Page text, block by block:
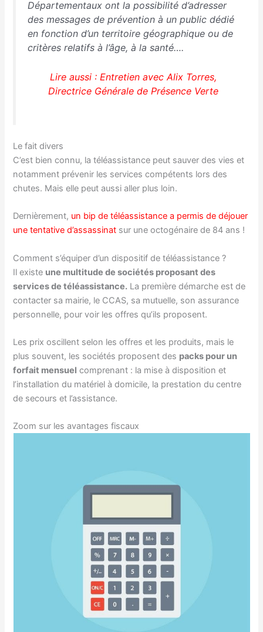
Départementaux ont la possibilité d’adresser
des messages de prévention à un public dédié
en fonction d’un territoire géographique ou de
critères relatifs à l’âge, à la santé….
Lire aussi : Entretien avec Alix Torres,
Directrice Générale de Présence Verte
Le fait divers
C’est bien connu, la téléassistance peut sauver des vies et
notamment prévenir les services compétents lors des
chutes. Mais elle peut aussi aller plus loin.
Dernièrement, un bip de téléassistance a permis de déjouer
une tentative d’assassinat sur une octogénaire de 84 ans !
Comment s’équiper d’un dispositif de téléassistance ?
Il existe une multitude de sociétés proposant des
services de téléassistance. La première démarche est de
contacter sa mairie, le CCAS, sa mutuelle, son assurance
personnelle, pour voir les offres qu’ils proposent.
Les prix oscillent selon les offres et les produits, mais le
plus souvent, les sociétés proposent des packs pour un
forfait mensuel comprenant : la mise à disposition et
l’installation du matériel à domicile, la prestation du centre
de secours et l’assistance.
Zoom sur les avantages fiscaux